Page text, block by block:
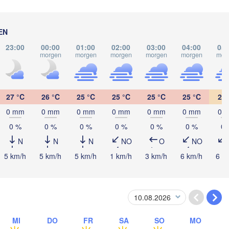
23:00 00:00
morgen
01:00
morgen
02:00
morgen
03:00
morgen
04:00
morgen
27 °C
0 mm
0 %
N
5 km/h
26 °C
0 mm
0 %
N
5 km/h
25 °C
0 mm
0 %
N
5 km/h
25 °C
0 mm
0 %
NO
1 km/h
25 °C
0 mm
0 %
O
3 km/h
25 °C
0 mm
0 %
NO
6 km/h
24
0
0
6
MI DO FR SA SO MO
Panamá
Riohacha
Medellín
Barranquilla
Valledupar